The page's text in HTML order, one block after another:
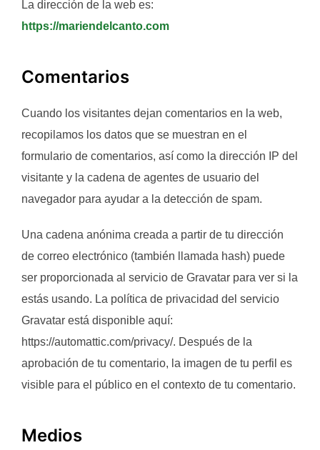
La dirección de la web es:
https://mariendelcanto.com
Comentarios
Cuando los visitantes dejan comentarios en la web,
recopilamos los datos que se muestran en el
formulario de comentarios, así como la dirección IP del
visitante y la cadena de agentes de usuario del
navegador para ayudar a la detección de spam.
Una cadena anónima creada a partir de tu dirección
de correo electrónico (también llamada hash) puede
ser proporcionada al servicio de Gravatar para ver si la
estás usando. La política de privacidad del servicio
Gravatar está disponible aquí:
https://automattic.com/privacy/. Después de la
aprobación de tu comentario, la imagen de tu perfil es
visible para el público en el contexto de tu comentario.
Medios